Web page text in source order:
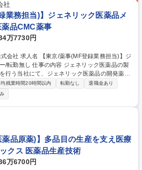
社
業務担当)】ジェネリック医薬品メ
品CMC薬事
万7730円
業務担当)】ジ
ェネリック医薬品の製
行う当社にて、ジェネリック医薬品の開発薬事
のMF(原薬等登録原簿/マスターファイル)登録
原
業務 ※監査対応のため、多い時には月に2、3回
MF(原薬等登録原簿)とは】 原薬の品質・製造
する制度です。 募集職種 【東京/薬
ネリック医薬品メーカー/転勤無し
均残業時間20時間以内 転勤なし
退職金あり
薬品原薬)】多品目の生産を支え医療
クス 医薬品生産技術
万6700円